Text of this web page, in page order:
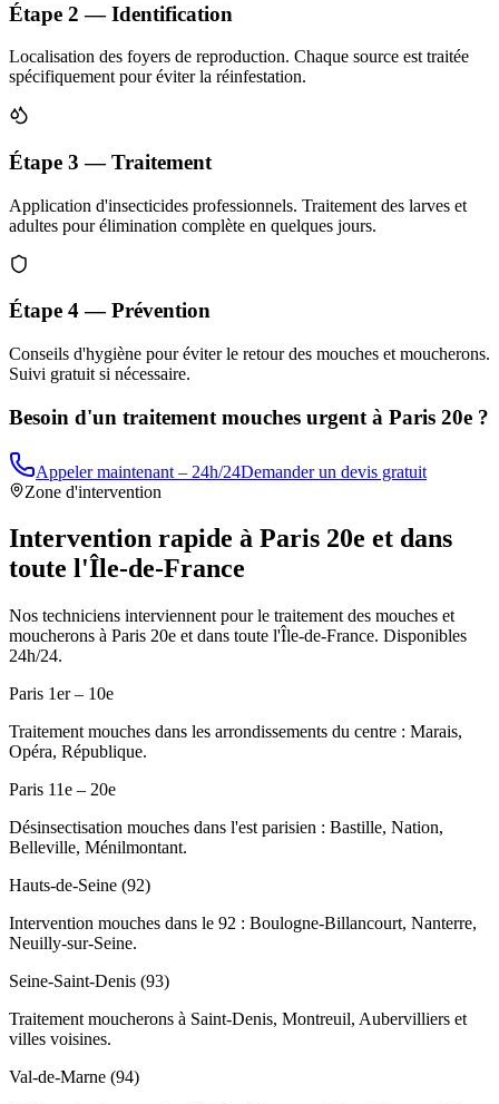
Étape 2 — Identification
Localisation des foyers de reproduction. Chaque source est traitée
spécifiquement pour éviter la réinfestation.
Étape 3 — Traitement
Application d'insecticides professionnels. Traitement des larves et
adultes pour élimination complète en quelques jours.
Étape 4 — Prévention
Conseils d'hygiène pour éviter le retour des mouches et moucherons.
Suivi gratuit si nécessaire.
Besoin d'un traitement mouches urgent à Paris 20e ?
Appeler maintenant – 24h/24Demander un devis gratuit
Zone d'intervention
Intervention rapide à Paris 20e et dans
toute l'Île-de-France
Nos techniciens interviennent pour le traitement des mouches et
moucherons à Paris 20e et dans toute l'Île-de-France. Disponibles
24h/24.
Paris 1er – 10e
Traitement mouches dans les arrondissements du centre : Marais,
Opéra, République.
Paris 11e – 20e
Désinsectisation mouches dans l'est parisien : Bastille, Nation,
Belleville, Ménilmontant.
Hauts-de-Seine (92)
Intervention mouches dans le 92 : Boulogne-Billancourt, Nanterre,
Neuilly-sur-Seine.
Seine-Saint-Denis (93)
Traitement moucherons à Saint-Denis, Montreuil, Aubervilliers et
villes voisines.
Val-de-Marne (94)